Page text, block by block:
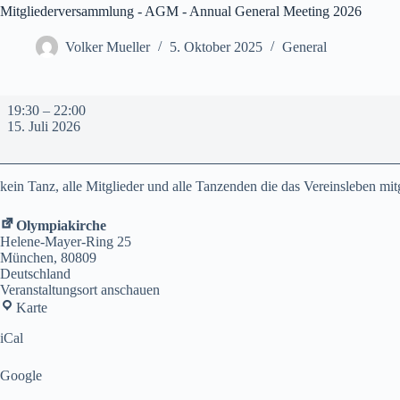
Mitgliederversammlung - AGM - Annual General Meeting 2026
Volker Mueller 5. Oktober 2025 General
Mitgliederversammlung
AGM
Annual
General
2026
19:30 – 22:00
15. Juli 2026
kein Tanz, alle Mitglieder und alle Tanzenden die das Vereinsleben
Olympiakirche
Helene-Mayer-Ring 25
München, 80809
Deutschland
Veranstaltungsort anschauen
KarteOlympiakirche
iCal
Google